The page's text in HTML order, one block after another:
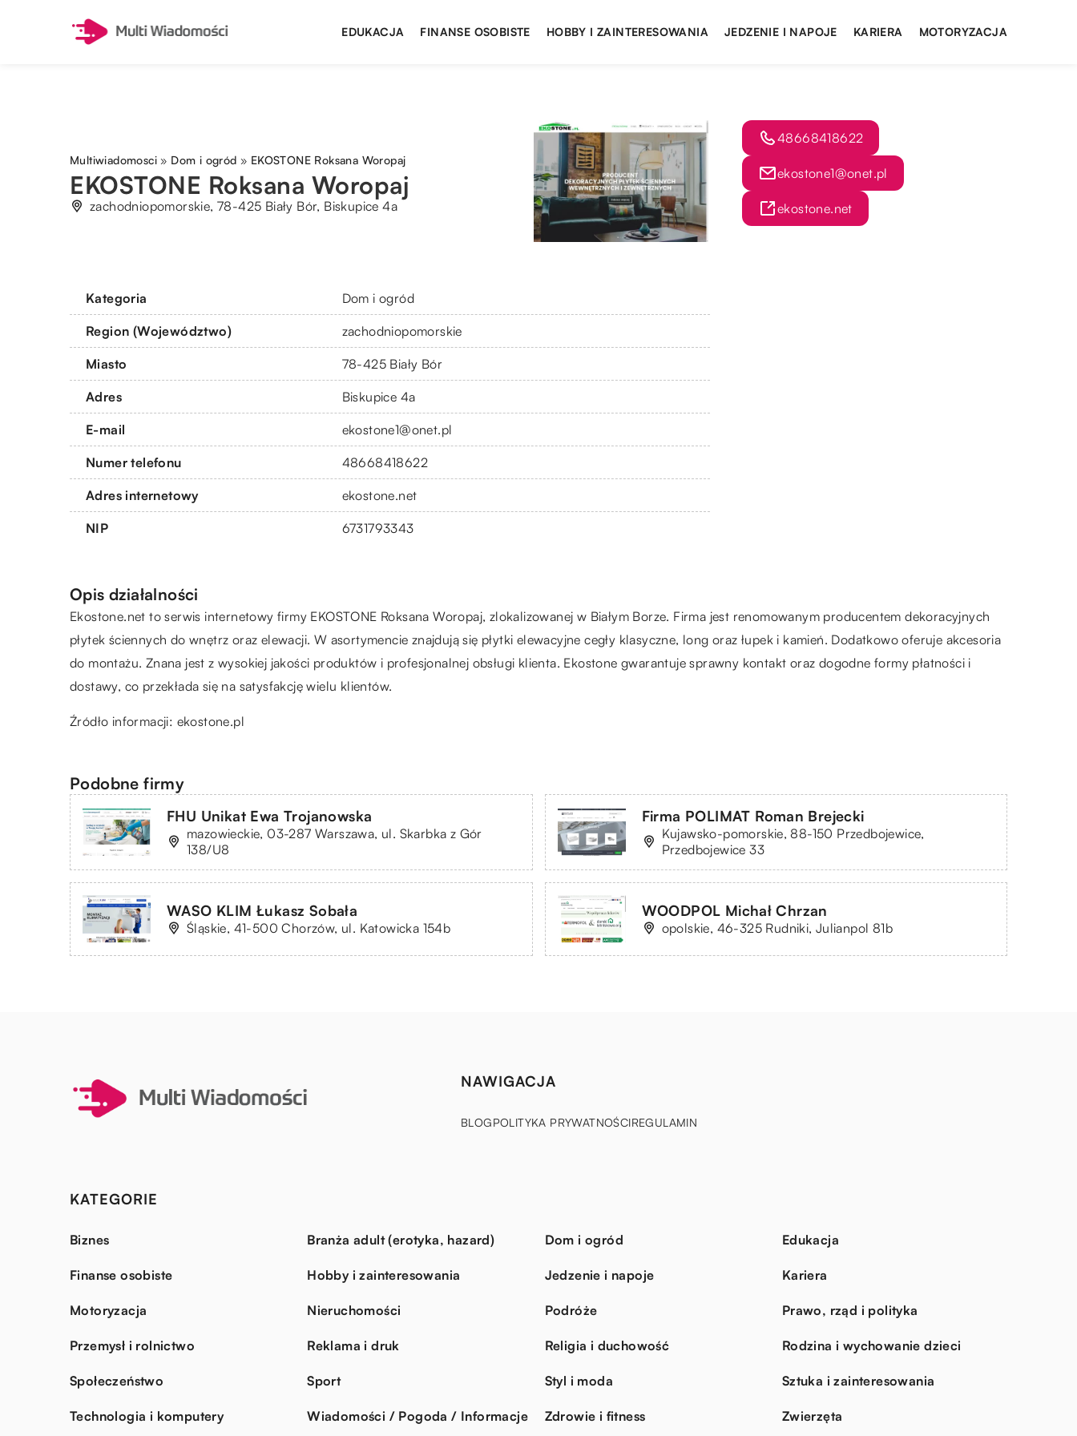
EDUKACJA FINANSE OSOBISTE HOBBY I ZAINTERESOWANIA JEDZENIE I NAPOJE KARIERA MOTORYZACJA
Multiwiadomosci » Dom i ogród » EKOSTONE Roksana Woropaj
EKOSTONE Roksana Woropaj
zachodniopomorskie, 78-425 Biały Bór, Biskupice 4a
Kategoria Dom i ogród
Region (Województwo) zachodniopomorskie
Miasto 78-425 Biały Bór
Adres Biskupice 4a
E-mail ekostone1@onet.pl
Numer telefonu 48668418622
Adres internetowy ekostone.net
NIP 6731793343
48668418622
ekostone1@onet.pl
ekostone.net
Opis działalności
Ekostone.net to serwis internetowy firmy EKOSTONE Roksana Woropaj, zlokalizowanej w Białym Borze. Firma jest renomowanym producentem dekoracyjnych
płytek ściennych do wnętrz oraz elewacji. W asortymencie znajdują się płytki elewacyjne cegły klasyczne, long oraz łupek i kamień. Dodatkowo oferuje akcesoria
do montażu. Znana jest z wysokiej jakości produktów i profesjonalnej obsługi klienta. Ekostone gwarantuje sprawny kontakt oraz dogodne formy płatności i
dostawy, co przekłada się na satysfakcję wielu klientów.
Źródło informacji: ekostone.pl
Podobne firmy
FHU Unikat Ewa Trojanowska
mazowieckie, 03-287 Warszawa, ul. Skarbka z Gór
138/U8
Firma POLIMAT Roman Brejecki
Kujawsko-pomorskie, 88-150 Przedbojewice,
Przedbojewice 33
WASO KLIM Łukasz Sobała
Śląskie, 41-500 Chorzów, ul. Katowicka 154b
WOODPOL Michał Chrzan
opolskie, 46-325 Rudniki, Julianpol 81b
NAWIGACJA
BLOGPOLITYKA PRYWATNOŚCIREGULAMIN
KATEGORIE
Biznes Branża adult (erotyka, hazard) Dom i ogród Edukacja
Finanse osobiste Hobby i zainteresowania Jedzenie i napoje Kariera
Motoryzacja Nieruchomości Podróże Prawo, rząd i polityka
Przemysł i rolnictwo Reklama i druk Religia i duchowość Rodzina i wychowanie dzieci
Społeczeństwo Sport Styl i moda Sztuka i zainteresowania
Technologia i komputery Wiadomości / Pogoda / Informacje Zdrowie i fitness Zwierzęta